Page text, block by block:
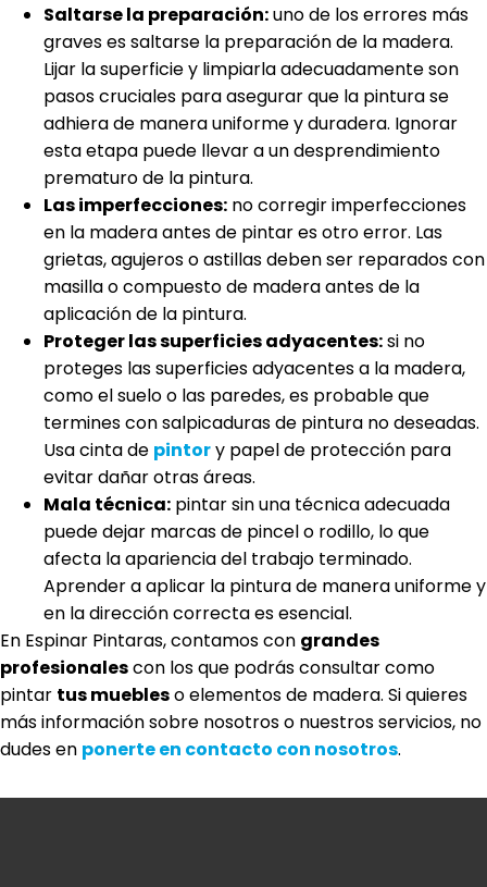
Saltarse la preparación:uno de los errores más
graves es saltarse la preparación de la madera.
Lijar la superficie y limpiarla adecuadamente son
pasos cruciales para asegurar que la pintura se
adhiera de manera uniforme y duradera. Ignorar
esta etapa puede llevar a un desprendimiento
prematuro de la pintura.
Las imperfecciones: no corregir imperfecciones
en la madera antes de pintar es otro error. Las
grietas, agujeros o astillas deben ser reparados con
masilla o compuesto de madera antes de la
aplicación de la pintura.
Proteger las superficies adyacentes:si no
proteges las superficies adyacentes a la madera,
como el suelo o las paredes, es probable que
termines con salpicaduras de pintura no deseadas.
Usa cinta de pintory papel de protección para
evitar dañar otras áreas.
Mala técnica: pintar sin una técnica adecuada
puede dejar marcas de pincel o rodillo, lo que
afecta la apariencia del trabajo terminado.
Aprender a aplicar la pintura de manera uniforme y
en la dirección correcta es esencial.
En Espinar Pintaras, contamos con grandes
profesionalescon los que podrás consultar como
pintar tus muebleso elementos de madera. Si quieres
más información sobre nosotros o nuestros servicios, no
dudes en ponerte en contacto con nosotros.